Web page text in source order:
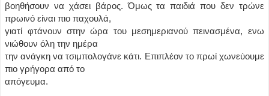
βοηθήσουν να χάσει βάρος. Όμως τα παιδιά που δεν τρώνε
πρωινό είναι πιο παχουλά,
γιατί φτάνουν στην ώρα του μεσημεριανού πεινασμένα, ενω
νιώθουν όλη την ημέρα
την ανάγκη να τσιμπολογάνε κάτι. Επιπλέον το πρωί χωνεύουμε
πιο γρήγορα από το
απόγευμα.